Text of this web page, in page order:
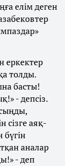
елім деген
еркектер
толды.
басты!
- депсіз.
сізге аяқ-
аналар
- деп